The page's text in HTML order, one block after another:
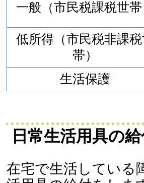
一般（市民税課税世帯
低所得（市民税非課
帯）
生活保護
日常生活用具の
在宅で生活している